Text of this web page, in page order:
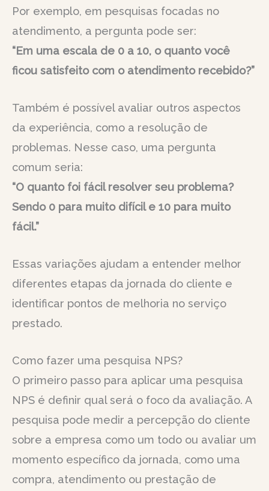
Por exemplo, em pesquisas focadas no
atendimento, a pergunta pode ser:
“Em uma escala de 0 a 10, o quanto você
ficou satisfeito com o atendimento recebido?”
Também é possível avaliar outros aspectos
da experiência, como a resolução de
problemas. Nesse caso, uma pergunta
comum seria:
“O quanto foi fácil resolver seu problema?
Sendo 0 para muito difícil e 10 para muito
fácil.”
Essas variações ajudam a entender melhor
diferentes etapas da jornada do cliente e
identificar pontos de melhoria no serviço
prestado.
Como fazer uma pesquisa NPS?
O primeiro passo para aplicar uma pesquisa
NPS é definir qual será o foco da avaliação. A
pesquisa pode medir a percepção do cliente
sobre a empresa como um todo ou avaliar um
momento específico da jornada, como uma
compra, atendimento ou prestação de